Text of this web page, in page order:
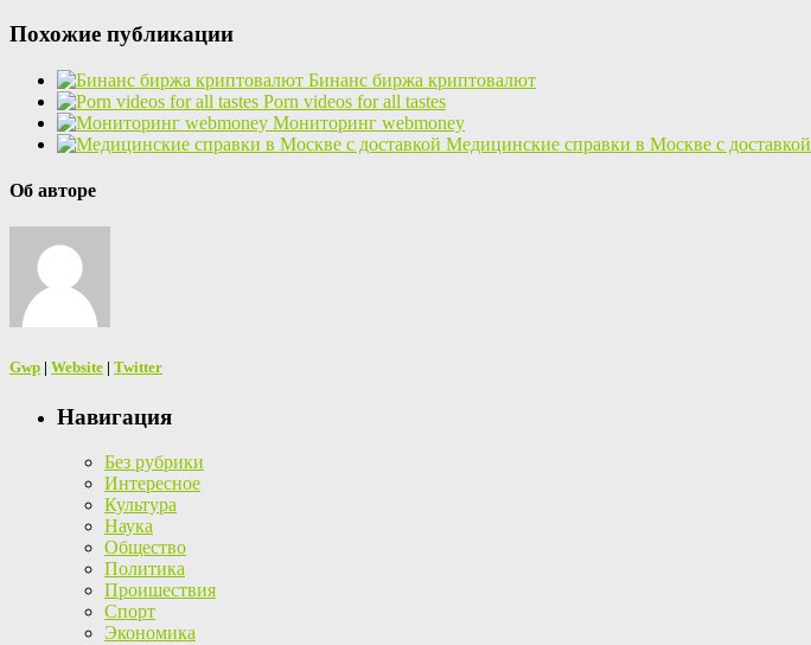
Похожие публикации
Бинанс биржа криптовалют
Porn videos for all tastes
Мониторинг webmoney
Медицинские справки в Москве с доставкой
Об авторе
Gwp | Website | Twitter
Навигация
Без рубрики
Интересное
Культура
Наука
Общество
Политика
Проишествия
Спорт
Экономика